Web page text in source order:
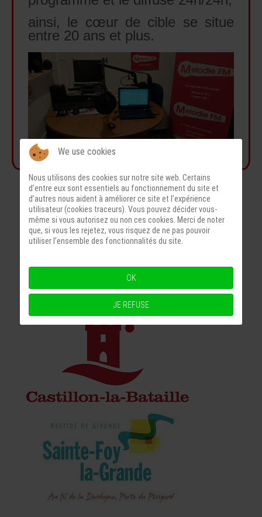
ainsi, le cœur de cible se situe
entre 20 ans et plus.
We use cookies
Nous utilisons des cookies sur notre site web. Certains
d’entre eux sont essentiels au fonctionnement du site et
d’autres nous aident à améliorer ce site et l’expérience
utilisateur (cookies traceurs). Vous pouvez décider vous-
même si vous autorisez ou non ces cookies. Merci de noter
que, si vous les rejetez, vous risquez de ne pas pouvoir
utiliser l’ensemble des fonctionnalités du site.
OK
JE REFUSE